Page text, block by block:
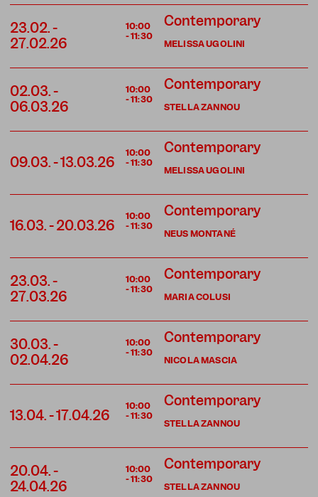
23.02.-
27.02.26
10:00
-11:30
MELISSA UGOLINI
Contemporary
02.03.-
06.03.26
10:00
-11:30
STELLA ZANNOU
Contemporary
09.03.-13.03.26
10:00
-11:30
MELISSA UGOLINI
Contemporary
16.03.-20.03.26
10:00
-11:30
NEUS MONTANÉ
Contemporary
23.03.-
27.03.26
10:00
-11:30
MARIA COLUSI
Contemporary
30.03.-
02.04.26
10:00
-11:30
NICOLA MASCIA
Contemporary
13.04.-17.04.26
10:00
-11:30
STELLA ZANNOU
Contemporary
20.04.-
24.04.26
10:00
-11:30
STELLA ZANNOU
Contemporary